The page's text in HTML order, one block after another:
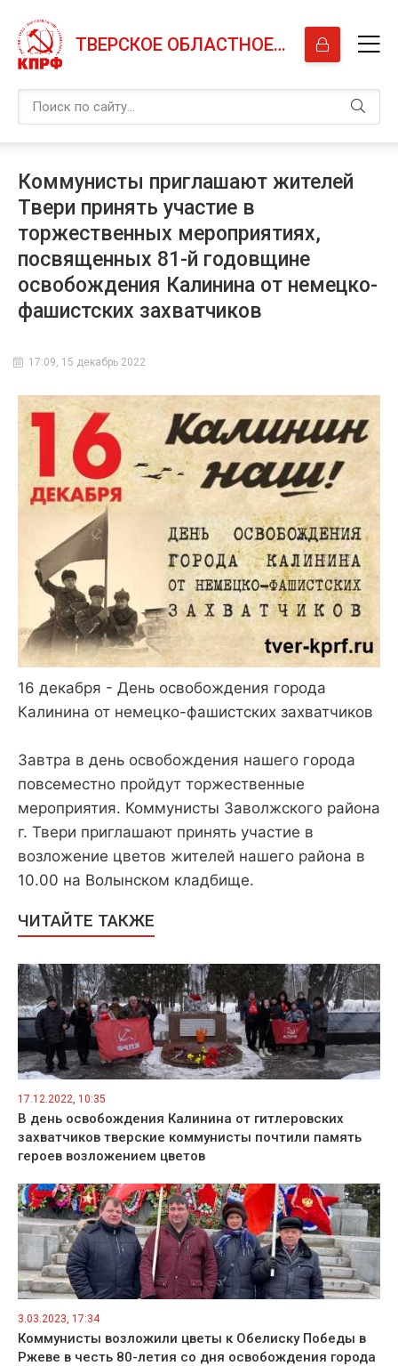
ТВЕРСКОЕ ОБЛАСТНОЕ ОТДЕЛЕНИЕ КПРФ
Коммунисты приглашают жителей
Твери принять участие в
торжественных мероприятиях,
посвященных 81-й годовщине
освобождения Калинина от немецко-
фашистских захватчиков
17:09, 15 декабрь 2022
16 декабря - День освобождения города
Калинина от немецко-фашистских захватчиков
Завтра в день освобождения нашего города
повсеместно пройдут торжественные
мероприятия. Коммунисты Заволжского района
г. Твери приглашают принять участие в
возложение цветов жителей нашего района в
10.00 на Волынском кладбище.
ЧИТАЙТЕ ТАКЖЕ
17.12.2022, 10:35
В день освобождения Калинина от гитлеровских
захватчиков тверские коммунисты почтили память
героев возложением цветов
3.03.2023, 17:34
Коммунисты возложили цветы к Обелиску Победы в
Ржеве в честь 80-летия со дня освобождения города